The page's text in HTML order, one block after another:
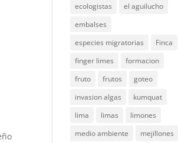
ecologistas
el aguilucho
embalses
especies migratorias
Finca
finger limes
formacion
fruto
frutos
goteo
invasion algas
kumquat
lima
limas
limones
medio ambiente
mejillones